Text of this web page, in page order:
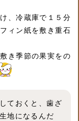
、冷蔵庫で１５分
ィン紙を敷き重石
き季節の果実をの
ておくと、歯ざ
地になるんだ